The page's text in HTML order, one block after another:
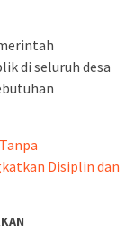
di seluruh desa
Disiplin dan